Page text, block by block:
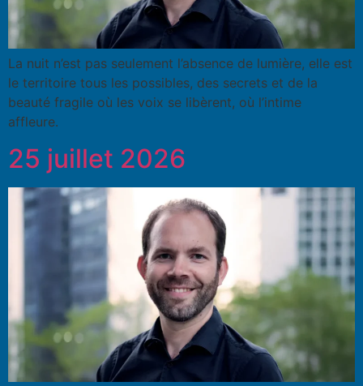
La nuit n’est pas seulement l’absence de lumière, elle est
le territoire tous les possibles, des secrets et de la
beauté fragile où les voix se libèrent, où l’intime
affleure.
25 juillet 2026